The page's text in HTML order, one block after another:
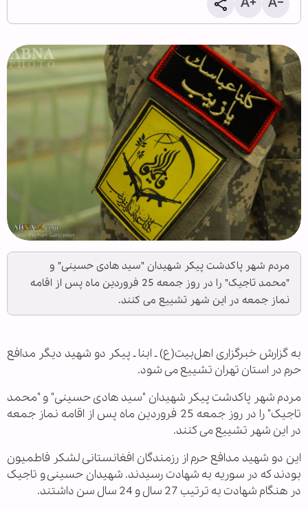
مردم شهر پاکدشت پیکر شهیدان "سید هادی حسینی" و
"محمد تاجیک" را در روز جمعه 25 فروردین ماه پس از اقامه
نماز جمعه در این شهر تشییع می کنند.
به گزارش خبرگزاری اهل‌بیت(ع) ـ ابنا ـ پیکر دو شهید دیگر مدافع
حرم در استان تهران تشییع می شود.
مردم شهر پاکدشت پیکر شهیدان "سید هادی حسینی" و "محمد
تاجیک" را در روز جمعه 25 فروردین ماه پس از اقامه نماز جمعه
در این شهر تشییع می کنند.
این دو شهید مدافع حرم از رزمندگان افغانستانی لشکر فاطمیون
بودند که در سوریه به شهادت رسیدند. شهیدان حسینی و تاجیک
در هنگام شهادت به ترتیب 27 سال و 24 سال سن داشتند.